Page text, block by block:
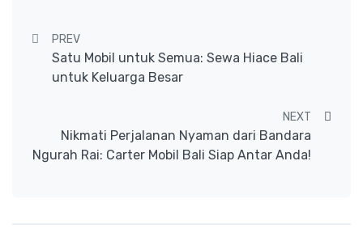
Post navigation
PREV
Satu Mobil untuk Semua: Sewa Hiace Bali
untuk Keluarga Besar
NEXT
Nikmati Perjalanan Nyaman dari Bandara
Ngurah Rai: Carter Mobil Bali Siap Antar Anda!